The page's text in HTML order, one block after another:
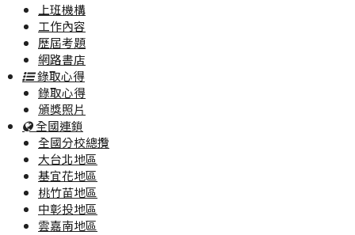
上班機構
工作內容
歷屆考題
網路書店
錄取心得
錄取心得
頒獎照片
全國連鎖
全國分校總攬
大台北地區
基宜花地區
桃竹苗地區
中彰投地區
雲嘉南地區